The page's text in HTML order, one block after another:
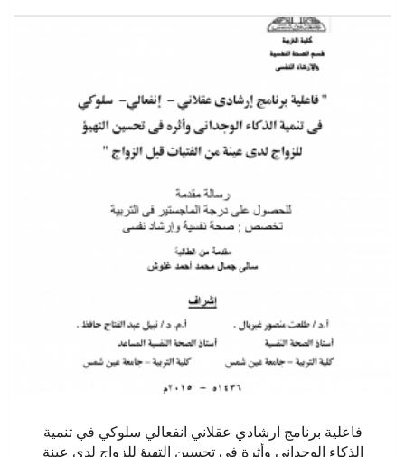
فاعلية برنامج ارشادي عقلاني انفعالي سلوكي في تنمية
الذكاء الوجداني وأثرة في تحسين التهيؤ للزواج لدى عينة